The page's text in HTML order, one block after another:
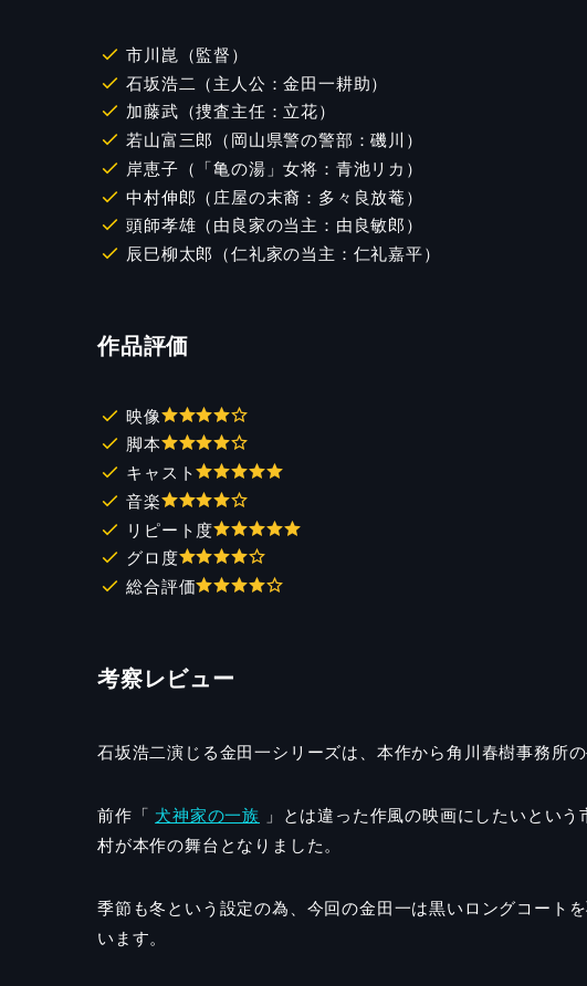
市川崑（監督）
石坂浩二（主人公：金田一耕助）
加藤武（捜査主任：立花）
若山富三郎（岡山県警の警部：磯川）
岸恵子（「亀の湯」女将：青池リカ）
中村伸郎（庄屋の末裔：多々良放菴）
頭師孝雄（由良家の当主：由良敏郎）
辰巳柳太郎（仁礼家の当主：仁礼嘉平）
作品評価
映像
脚本
キャスト
音楽
リピート度
グロ度
総合評価
考察レビュー
石坂浩二演じる金田一シリーズは、本作から角川春樹事務所
前作「 犬神家の一族 」とは違った作風の映画にしたいとい
村が本作の舞台となりました。
季節も冬という設定の為、今回の金田一は黒いロングコート
います。